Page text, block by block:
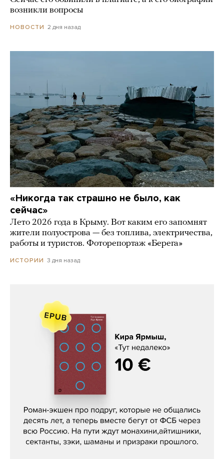
возникли вопросы
НОВОСТИ 2 дня назад
«Никогда так страшно не было, как
сейчас»
Лето 2026 года в Крыму. Вот каким его запомнят
жители полуострова — без топлива, электричества,
работы и туристов. Фоторепортаж «Берега»
ИСТОРИИ 3 дня назад
Кира Ярмыш, «Тут недалеко»